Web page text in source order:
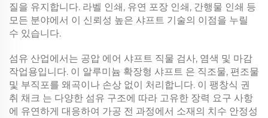
질을 유지합니다. 라벨 인쇄, 유연 포장 인쇄, 간행물 인쇄 등
모든 분야에서 이 신뢰성 높은 샤프트 기술의 이점을 누릴
수 있습니다.
섬유 산업에서는 공압 에어 샤프트 직물 검사, 염색 및 마감
작업용입니다. 이 알루미늄 확장형 샤프트 은 직조물, 편조물
및 부직포를 왜곡이나 손상 없이 처리합니다. 이 팽창식 권
취 채크 는 다양한 섬유 구조에 따라 고유한 장력 요구 사항
에 유연하게 대응하여 가공 전 과정에서 소재의 치수 안정성